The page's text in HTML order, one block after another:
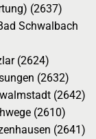
(2637)
Schwalbach
(2624)
(2632)
(2642)
(2610)
(2641)